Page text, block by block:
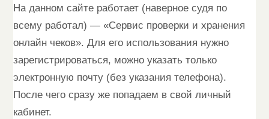
На данном сайте работает (наверное судя по
всему работал) — «Сервис проверки и хранения
онлайн чеков». Для его использования нужно
зарегистрироваться, можно указать только
электронную почту (без указания телефона).
После чего сразу же попадаем в свой личный
кабинет.